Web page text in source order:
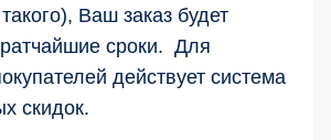
Ваш заказ будет
сроки. Для
действует система
скидок.